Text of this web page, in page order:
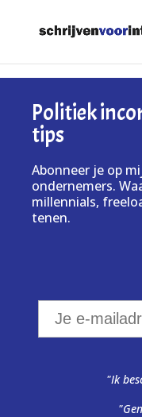
Politiek
tips
Abonneer je op
ondernemers.
millennials,
tenen.
"Ik